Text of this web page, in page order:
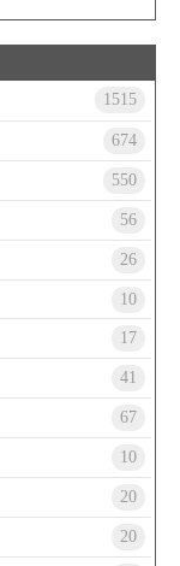
1515
674
550
56
26
10
17
41
67
10
20
20